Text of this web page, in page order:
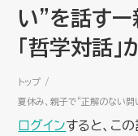
い”を話す
「哲学対話」
トップ
夏休み、親子で“正解のない問
ログインすると、こ